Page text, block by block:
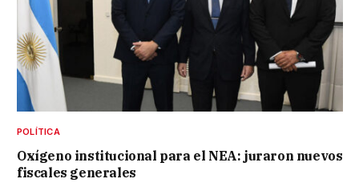
POLÍTICA
Oxígeno institucional para el NEA: juraron nuevos
fiscales generales